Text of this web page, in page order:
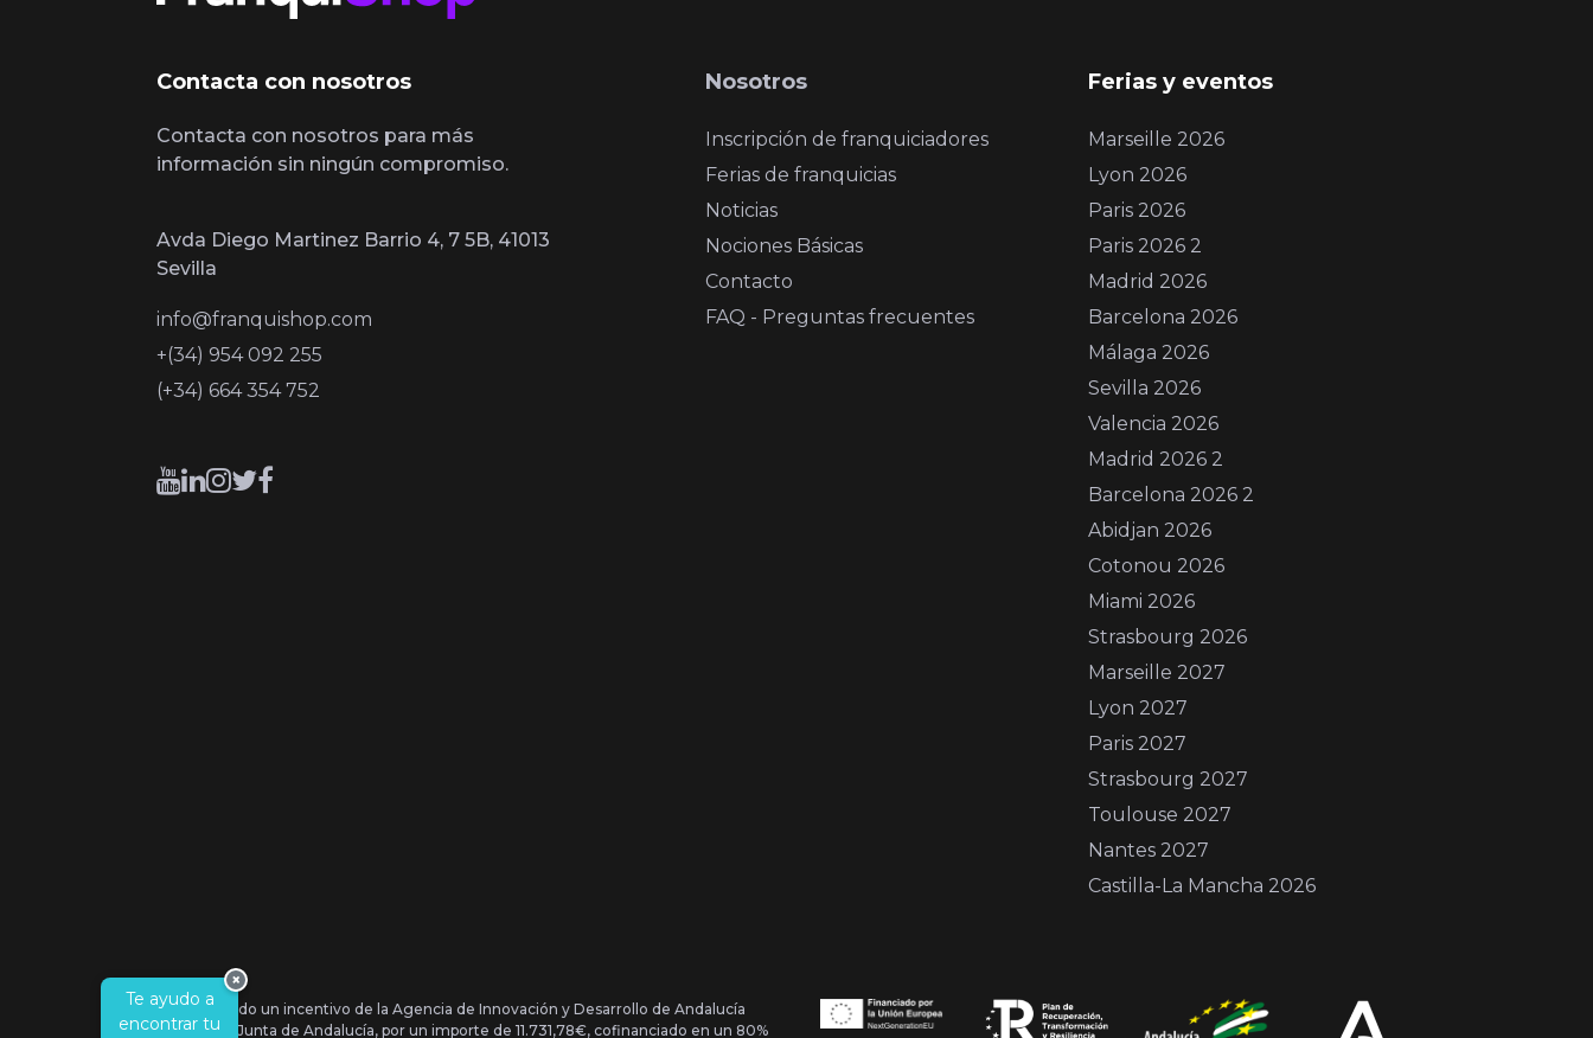
Contacta con nosotros
Contacta con nosotros para más
información sin ningún compromiso.
Avda Diego Martinez Barrio 4, 7 5B, 41013
Sevilla
info@franquishop.com
+(34) 954 092 255
(+34) 664 354 752
Nosotros
Inscripción de franquiciadores
Ferias de franquicias
Noticias
Nociones Básicas
Contacto
FAQ - Preguntas frecuentes
Ferias y eventos
Marseille 2026
Lyon 2026
Paris 2026
Paris 2026 2
Madrid 2026
Barcelona 2026
Málaga 2026
Sevilla 2026
Valencia 2026
Madrid 2026 2
Barcelona 2026 2
Abidjan 2026
Cotonou 2026
Miami 2026
Strasbourg 2026
Marseille 2027
Lyon 2027
Paris 2027
Strasbourg 2027
Toulouse 2027
Nantes 2027
Castilla-La Mancha 2026
Se ha recibido un incentivo de la Agencia de Innovación y Desarrollo de Andalucía
IDEA, de la Junta de Andalucía, por un importe de 11.731,78€, cofinanciado en un 80%
Te ayudo a
encontrar tu
×